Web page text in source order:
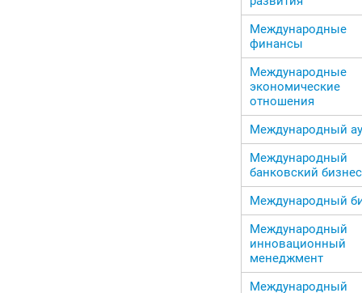
Международные
финансы
Международные
экономические
отношения
Международный
Международный
банковский бизнес
Международный
Международный
инновационный
менеджмент
Международный